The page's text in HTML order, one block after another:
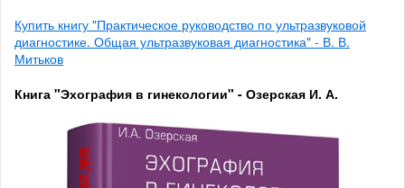
Купить книгу "Практическое руководство по ультразвуковой
диагностике. Общая ультразвуковая диагностика" - В. В.
Митьков
Книга "Эхография в гинекологии" - Озерская И. А.